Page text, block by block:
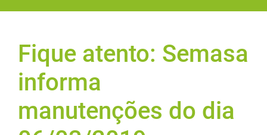
Fique atento: Semasa
informa
manutenções do dia